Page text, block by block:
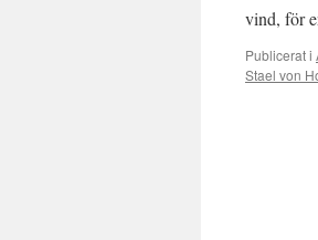
vind, för
Publicerat i
Stael von